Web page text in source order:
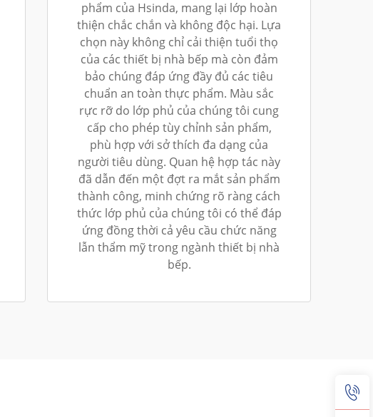
phẩm của Hsinda, mang lại lớp hoàn
thiện chắc chắn và không độc hại. Lựa
chọn này không chỉ cải thiện tuổi thọ
của các thiết bị nhà bếp mà còn đảm
bảo chúng đáp ứng đầy đủ các tiêu
chuẩn an toàn thực phẩm. Màu sắc
rực rỡ do lớp phủ của chúng tôi cung
cấp cho phép tùy chỉnh sản phẩm,
phù hợp với sở thích đa dạng của
người tiêu dùng. Quan hệ hợp tác này
đã dẫn đến một đợt ra mắt sản phẩm
thành công, minh chứng rõ ràng cách
thức lớp phủ của chúng tôi có thể đáp
ứng đồng thời cả yêu cầu chức năng
lẫn thẩm mỹ trong ngành thiết bị nhà
bếp.